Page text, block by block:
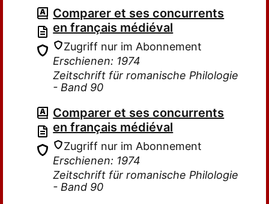
Comparer et ses concurrents
en français médiéval
Zugriff nur im Abonnement
Erschienen: 1974
Zeitschrift für romanische Philologie
- Band 90
Comparer et ses concurrents
en français médiéval
Zugriff nur im Abonnement
Erschienen: 1974
Zeitschrift für romanische Philologie
- Band 90